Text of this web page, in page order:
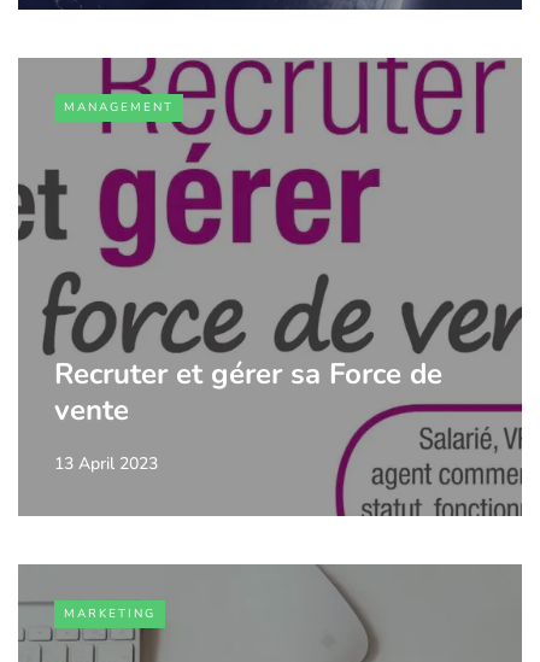
MANAGEMENT
Recruter et gérer sa Force de
vente
13 April 2023
MARKETING